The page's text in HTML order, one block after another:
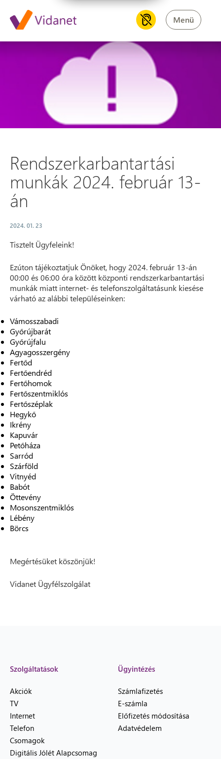
Menü
Rendszerkarbantartási
Rendszerkarbantartási
munkák 2024. február 13-
án
2024. 01. 23
Tisztelt Ügyfeleink!
Ezúton tájékoztatjuk Önöket, hogy 2024. február 13-án
00:00 és 06:00 óra között központi rendszerkarbantartási
munkák miatt internet- és telefonszolgáltatásunk kiesése
várható az alábbi településeinken:
Vámosszabadi
Győrújbarát
Győrújfalu
Agyagosszergény
Fertőd
Fertőendréd
Fertőhomok
Fertőszentmiklós
Fertőszéplak
Hegykő
Ikrény
Kapuvár
Petőháza
Sarród
Szárföld
Vitnyéd
Babót
Öttevény
Mosonszentmiklós
Lébény
Börcs
Megértésüket köszönjük!
Vidanet Ügyfélszolgálat
Szolgáltatások
Akciók
TV
Internet
Telefon
Csomagok
Digitális Jólét Alapcsomag
Ügyintézés
Számlafizetés
E-számla
Előfizetés módosítása
Adatvédelem